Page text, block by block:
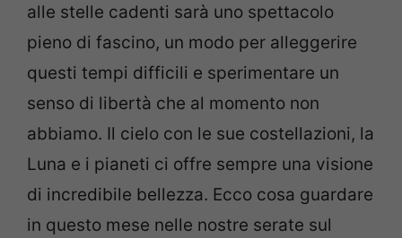
alle stelle cadenti sarà uno spettacolo
pieno di fascino, un modo per alleggerire
questi tempi difficili e sperimentare un
senso di libertà che al momento non
abbiamo. Il cielo con le sue costellazioni, la
Luna e i pianeti ci offre sempre una visione
di incredibile bellezza. Ecco cosa guardare
in questo mese nelle nostre serate sul